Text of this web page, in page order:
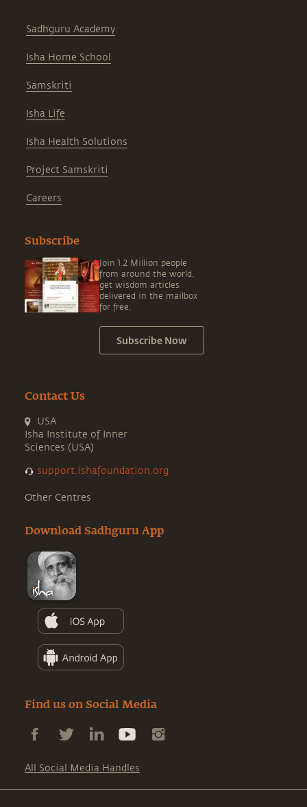
Sadhguru Academy
Isha Home School
Samskriti
Isha Life
Isha Health Solutions
Project Samskriti
Careers
Subscribe
Join 1.2 Million people
from around the world,
get wisdom articles
delivered in the mailbox
for free.
Subscribe Now
Contact Us
USA
Isha Institute of Inner
Sciences (USA)
support.ishafoundation.org
Other Centres
Download Sadhguru App
Find us on Social Media
All Social Media Handles